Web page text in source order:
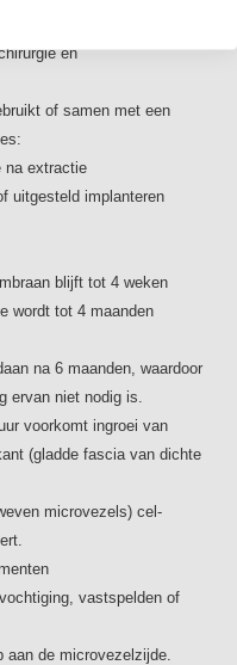
genezing in geval
van het
en
of samen met een
na extractie
uitgesteld implanteren
blijft tot 4 weken
wordt tot 4 maanden
na 6 maanden, waardoor
ervan niet nodig is.
voorkomt ingroei van
(gladde fascia van dichte
microvezels) cel-
vastspelden of
aan de microvezelzijde.